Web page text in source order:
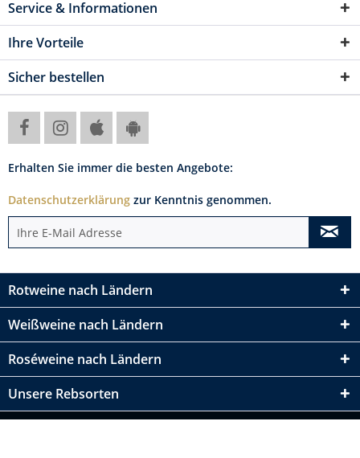
Service & Informationen
Ihre Vorteile
Sicher bestellen
Erhalten Sie immer die besten Angebote:
Datenschutzerklärung zur Kenntnis genommen.
Rotweine nach Ländern
Weißweine nach Ländern
Roséweine nach Ländern
Unsere Rebsorten